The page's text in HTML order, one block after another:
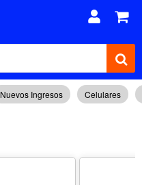
Nuevos Ingresos Celulares